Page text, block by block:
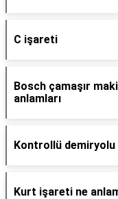
C işareti
Bosch çamaşır
anlamları
Kontrollü
Kurt işareti ne